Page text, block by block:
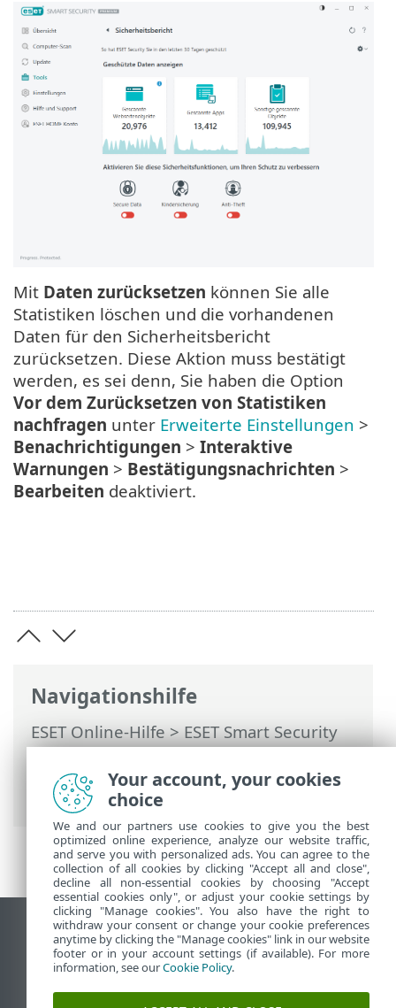
Navigationshilfe
ESET Online-Hilfe>ESET Smart Security
Premium>Arbeiten mit ESET Smart
Security Premium>Tools >
Sicherheitsbericht
Mit Daten zurücksetzen können Sie alle
Statistiken löschen und die vorhandenen
Daten für den Sicherheitsbericht
zurücksetzen. Diese Aktion muss bestätigt
werden, es sei denn, Sie haben die Option
Vor dem Zurücksetzen von Statistiken
nachfragen unter Erweiterte Einstellungen >
Benachrichtigungen > Interaktive
Warnungen > Bestätigungsnachrichten >
Bearbeiten deaktiviert.
Desktop-Site anzeigen
End of Life
ESET Knowledgebase
ESET-Forum
Your account, your cookies
choice
We and our partners use cookies to give you the best
optimized online experience, analyze our website traffic,
and serve you with personalized ads. You can agree to the
collection of all cookies by clicking "Accept all and close",
decline all non-essential cookies by choosing "Accept
essential cookies only", or adjust your cookie settings by
clicking "Manage cookies". You also have the right to
withdraw your consent or change your cookie preferences
anytime by clicking the "Manage cookies" link in our website
footer or in your account settings (if available). For more
information, see ourCookie Policy.